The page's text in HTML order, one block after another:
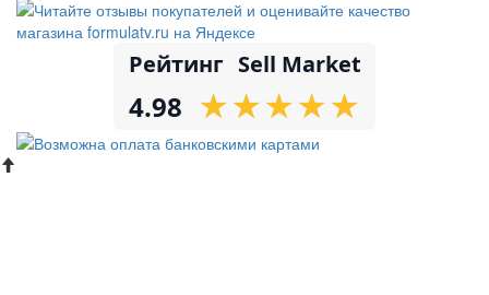
Рейтинг Sell Market
4.98 ★
★★
★★
★★
★★
★